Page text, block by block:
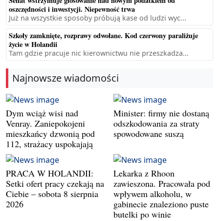
oszczędności i inwestycji. Niepewność trwa
Już na wszystkie sposoby próbują kase od ludzi wyc...
Szkoły zamknięte, rozprawy odwołane. Kod czerwony paraliżuje
życie w Holandii
Tam gdzie pracuje nic kierownictwu nie przeszkadza...
Najnowsze wiadomości
Dym wciąż wisi nad
Venray. Zaniepokojeni
mieszkańcy dzwonią pod
112, strażacy uspokajają
Minister: firmy nie dostaną
odszkodowania za straty
spowodowane suszą
PRACA W HOLANDII:
Setki ofert pracy czekają na
Ciebie – sobota 8 sierpnia
2026
Lekarka z Rhoon
zawieszona. Pracowała pod
wpływem alkoholu, w
gabinecie znaleziono puste
butelki po winie